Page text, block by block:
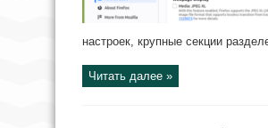
настроек, крупные секции
Читать далее »